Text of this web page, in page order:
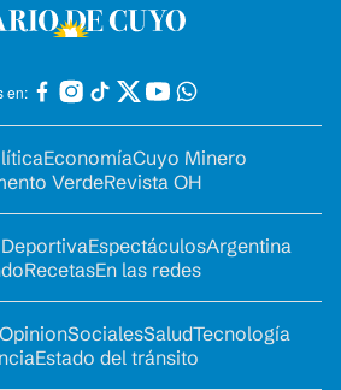
en:
EconomíaCuyo Minero
VerdeRevista OH
EspectáculosArgentina
RecetasEn las redes
SocialesSaludTecnología
Estado del tránsito